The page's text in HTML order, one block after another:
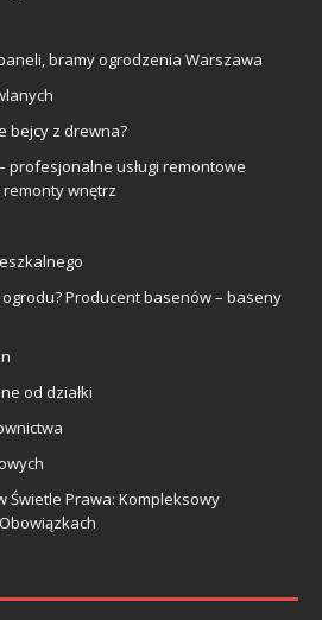
bramy ogrodzenia Warszawa
bejcy z drewna?
profesjonalne usługi remontowe
wnętrz
Producent basenów – baseny
od działki
Świetle Prawa: Kompleksowy